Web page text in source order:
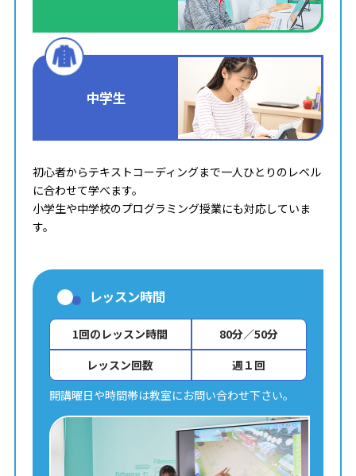
中学生
初心者からテキストコーディングまで一人ひとりのレベル
に合わせて学べます。
小学生や中学校のプログラミング授業にも対応していま
す。
レッスン時間
1回のレッスン時間
80分／50分
レッスン回数
週１回
開講曜日や時間帯は教室にお問い合わせ下さい。